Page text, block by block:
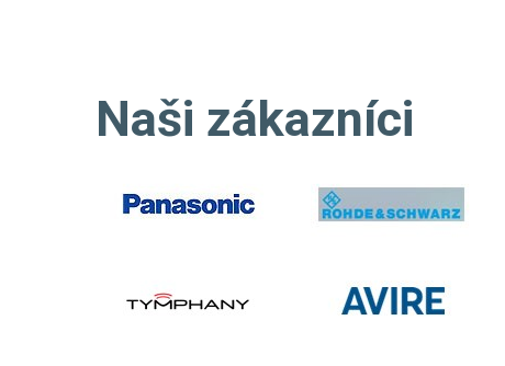
Naši zákazníci